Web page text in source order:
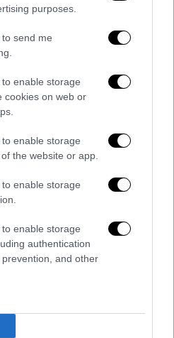
purposes.
send me
enable storage
cookies on web or
enable storage
the website or app.
enable storage
enable storage
authentication
and other
18:17
είναι η αλήθεια - Η
είναι η αλήθεια - Η
μιας ολόκληρης
το 1998 με την πώληση
οικογένεια
Στάθη Τσοτσορό και
σε Alpha Sky και
οριστικά σε Alpha.